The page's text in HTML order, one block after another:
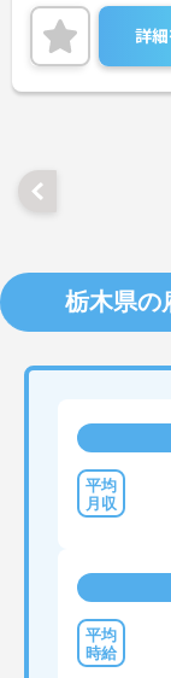
また短時間正社
ご興味ある方に
細をお話致しま
詳
栃木県の